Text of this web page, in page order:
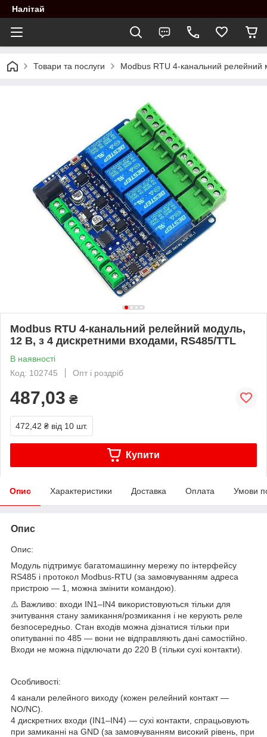
Налітай
Товари та послуги Modbus RTU 4-канальний
Modbus RTU 4-канальний релейний модуль,
12 В, з 4 дискретними входами, RS485/TTL
В наявності
Код: 102745
Опт і роздріб
487,03 ₴
472,42 ₴ від 10 шт.
Купити
Опис Характеристики Доставка Оплата Умови
Опис
Опис:
Модуль підтримує багатомашинну мережу по інтерфейсу
RS485 і протокол Modbus-RTU (за замовчуванням адреса
пристрою — 1, можна змінити командою).
⚠️ Важливо: входи IN1–IN4 використовуються тільки для
зчитування стану замикання/розмикання і не керують реле
безпосередньо. Стан входів можна дізнатися тільки при
опитуванні по 485 — вони не відправляють дані самостійно.
Входи не можна підключати до 220 В (тільки сухі контакти).
Особливості:
4 канали релейного виходу (кожен релейний контакт —
NO/NC).
4 дискретних входи (IN1–IN4) — сухі контакти, спрацьовують
при замиканні на GND (за замовчуванням високий рівень, при